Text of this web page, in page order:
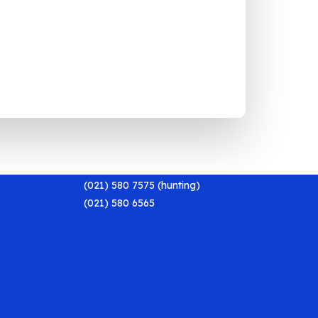
(021) 580 7575 (hunting)
(021) 580 6565